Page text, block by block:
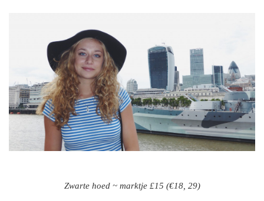
Zwarte hoed ~ marktje £15 (€18, 29)